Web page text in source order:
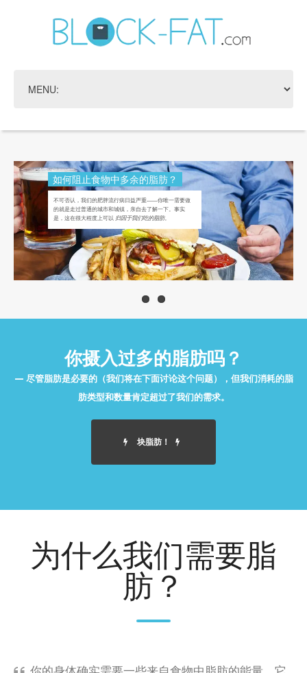
你摄入过多的脂肪吗？
尽管脂肪是必要的（我们将在下面讨论这个问题），但我们消耗的脂
肪类型和数量肯定超过了我们的需求。
块脂肪！
为什么我们需要脂
肪？